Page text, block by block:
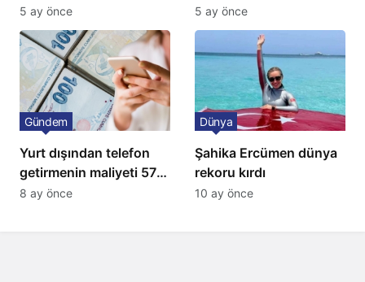
Artış Gelmeyecek
5 ay önce
Geliyor
5 ay önce
Yurt dışından telefon
getirmenin maliyeti 57
bin lira oldu
Gündem
8 ay önce
Şahika Ercümen dünya
rekoru kırdı
Dünya
10 ay önce